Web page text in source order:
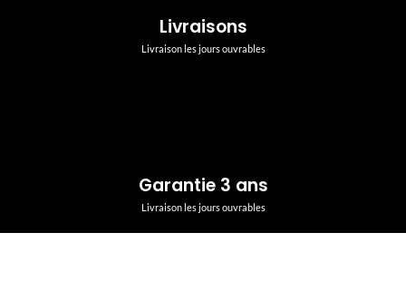
Livraisons
Livraison les jours ouvrables
Garantie 3 ans
Livraison les jours ouvrables